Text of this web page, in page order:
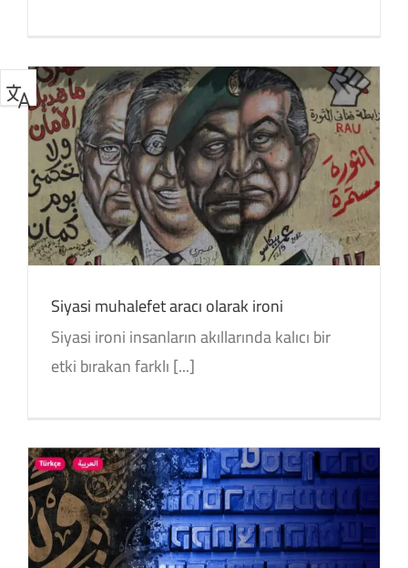
Siyasi muhalefet aracı olarak ironi
Siyasi ironi insanların akıllarında kalıcı bir
etki bırakan farklı [...]